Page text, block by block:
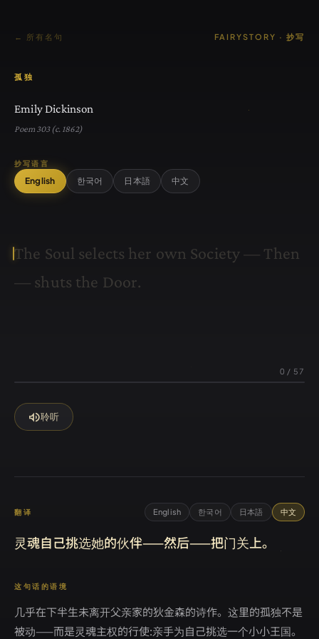
← 所有名句 FAIRYSTORY · 抄写
孤独
Emily Dickinson
Poem 303 (c. 1862)
抄写语言
English 한국어 日本語 中文
The Soul selects her own Society— Then
— shuts the Door.
0 / 57
volume_up聆听
翻译 English 한국어 日本語 中文
灵魂自己挑选她的伙伴——然后——把门关上。
这句话的语境
几乎在下半生未离开父亲家的狄金森的诗作。这里的孤独不是
被动——而是灵魂主权的行使:亲手为自己挑选一个小小王国。